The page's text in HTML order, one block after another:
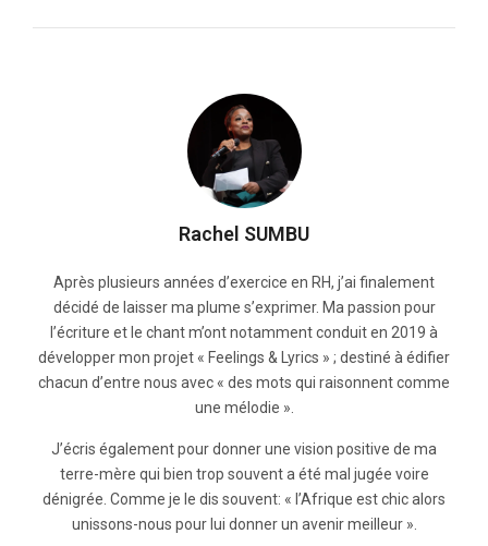
Rachel SUMBU
Après plusieurs années d’exercice en RH, j’ai finalement
décidé de laisser ma plume s’exprimer. Ma passion pour
l’écriture et le chant m’ont notamment conduit en 2019 à
développer mon projet « Feelings & Lyrics » ; destiné à édifier
chacun d’entre nous avec « des mots qui raisonnent comme
une mélodie ».
J’écris également pour donner une vision positive de ma
terre-mère qui bien trop souvent a été mal jugée voire
dénigrée. Comme je le dis souvent: « l’Afrique est chic alors
unissons-nous pour lui donner un avenir meilleur ».